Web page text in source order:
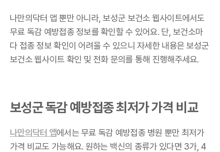
나만의닥터 앱 뿐만 아니라, 보성군 보건소 웹사이트에서도
무료 독감 예방접종 정보를 확인할 수 있어요. 단, 보건소마
다 접종 정보 확인이 어려울 수 있으니 자세한 내용은 보성군
보건소 웹사이트 확인 및 전화 문의를 통해 진행해주세요.
보성군 독감 예방접종 최저가 가격 비교
나만의닥터 앱에서는 무료 독감 예방접종 병원 뿐만 최저가
가격 비교도 가능해요. 원하는 백신의 종류가 있다면 3가, 4